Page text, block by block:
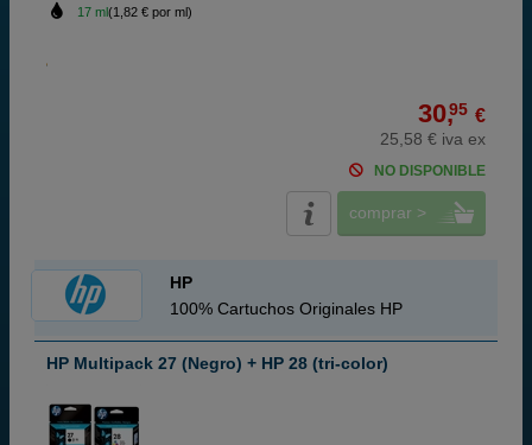
17 ml(1,82 € por ml)
30,95 €
25,58 € iva ex
NO DISPONIBLE
comprar >
HP
100% Cartuchos Originales HP
HP Multipack 27 (Negro) + HP 28 (tri-color)